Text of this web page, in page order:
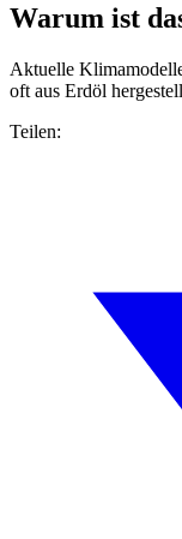
Warum ist
Aktuelle
oft aus Erdöl
Teilen: